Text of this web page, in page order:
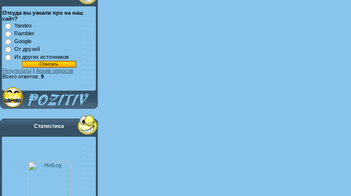
Откуда вы узнали про на наш
сайт?
Yandex
Rambler
Google
От друзей
Из других источников
Результаты | Архив опросов
Всего ответов: 9
Статистика